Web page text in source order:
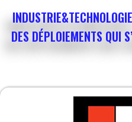
DES DÉPLOIEMENTS QUI